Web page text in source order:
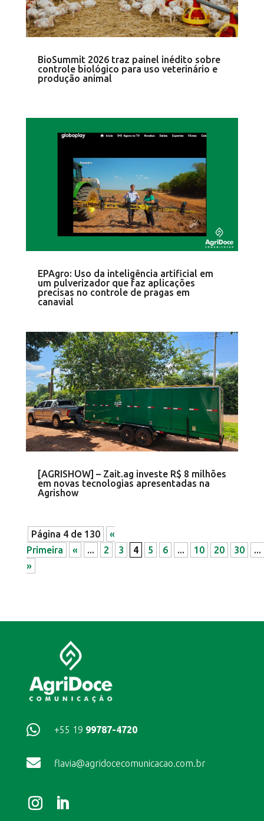
BioSummit 2026 traz painel inédito sobre
controle biológico para uso veterinário e
produção animal
EPAgro: Uso da inteligência artificial em
um pulverizador que faz aplicações
precisas no controle de pragas em
canavial
[AGRISHOW] – Zait.ag investe R$ 8 milhões
em novas tecnologias apresentadas na
Agrishow
Página 4 de 130
«
Primeira
« ... 2 3 4 5 6 ... 10 20 30
...
»
 +55 19 99787-4720
 flavia@agridocecomunicacao.com.br